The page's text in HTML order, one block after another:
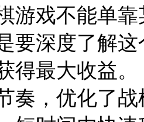
游戏不能单
要深度了解
得最大收益
奏，优化了